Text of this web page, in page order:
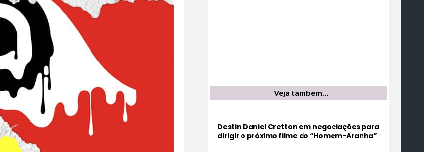
Veja também…
Destin Daniel Cretton em negociações para
dirigir o próximo filme do “Homem-Aranha”